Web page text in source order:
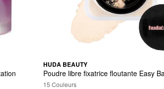
HUDA BEAUTY
Poudre libre fixatrice floutante Easy
15 Couleurs